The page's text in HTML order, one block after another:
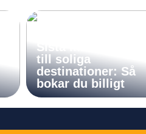
Sista minuten-resor
till soliga
destinationer: Så
bokar du billigt